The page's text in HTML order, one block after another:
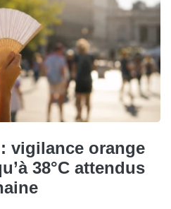
vigilance orange
38°C attendus